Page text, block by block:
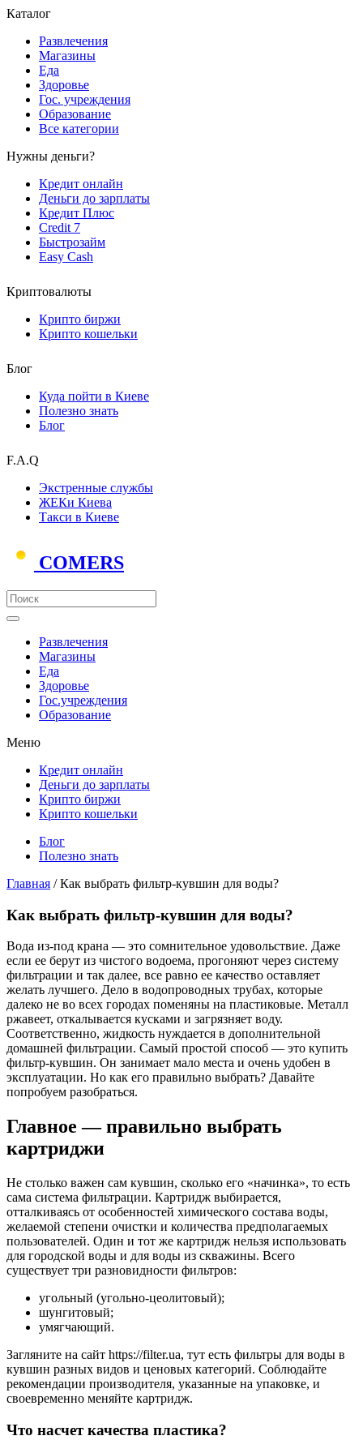
Каталог
Развлечения
Магазины
Еда
Здоровье
Гос. учреждения
Образование
Все категории
Нужны деньги?
Кредит онлайн
Деньги до зарплаты
Кредит Плюс
Credit 7
Быстрозайм
Easy Cash
Криптовалюты
Крипто биржи
Крипто кошельки
Блог
Куда пойти в Киеве
Полезно знать
Блог
F.A.Q
Экстренные службы
ЖЕКи Киева
Такси в Киеве
COMERS
Развлечения
Магазины
Еда
Здоровье
Гос.учреждения
Образование
Меню
Кредит онлайн
Деньги до зарплаты
Крипто биржи
Крипто кошельки
Блог
Полезно знать
Главная / Как выбрать фильтр-кувшин для воды?
Как выбрать фильтр-кувшин для воды?
Вода из-под крана — это сомнительное удовольствие. Даже
если ее берут из чистого водоема, прогоняют через систему
фильтрации и так далее, все равно ее качество оставляет
желать лучшего. Дело в водопроводных трубах, которые
далеко не во всех городах поменяны на пластиковые. Металл
ржавеет, откалывается кусками и загрязняет воду.
Соответственно, жидкость нуждается в дополнительной
домашней фильтрации. Самый простой способ — это купить
фильтр-кувшин. Он занимает мало места и очень удобен в
эксплуатации. Но как его правильно выбрать? Давайте
попробуем разобраться.
Главное — правильно выбрать
картриджи
Не столько важен сам кувшин, сколько его «начинка», то есть
сама система фильтрации. Картридж выбирается,
отталкиваясь от особенностей химического состава воды,
желаемой степени очистки и количества предполагаемых
пользователей. Один и тот же картридж нельзя использовать
для городской воды и для воды из скважины. Всего
существует три разновидности фильтров:
угольный (угольно-цеолитовый);
шунгитовый;
умягчающий.
Загляните на сайт https://filter.ua, тут есть фильтры для воды в
кувшин разных видов и ценовых категорий. Соблюдайте
рекомендации производителя, указанные на упаковке, и
своевременно меняйте картридж.
Что насчет качества пластика?